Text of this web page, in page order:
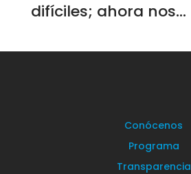
difíciles; ahora nos...
Conócenos
Programa
Transparencia